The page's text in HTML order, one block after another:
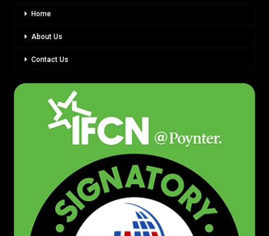
Home
About Us
Contact Us